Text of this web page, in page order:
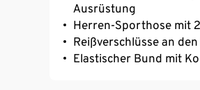
Ausrüstung
Herren-Sporthose mit
Reißverschlüsse an
Elastischer Bund mit